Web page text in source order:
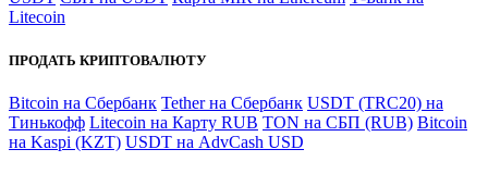
Litecoin
ПРОДАТЬ КРИПТОВАЛЮТУ
Bitcoin на Сбербанк Tether на Сбербанк USDT (TRC20) на
Тинькофф Litecoin на Карту RUB TON на СБП (RUB) Bitcoin
на Kaspi (KZT) USDT на AdvCash USD